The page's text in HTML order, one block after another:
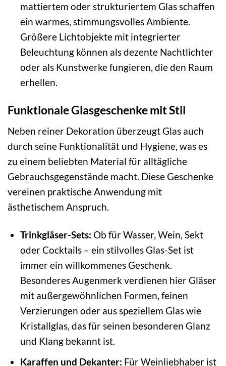
mattiertem oder strukturiertem Glas schaffen
ein warmes, stimmungsvolles Ambiente.
Größere Lichtobjekte mit integrierter
Beleuchtung können als dezente Nachtlichter
oder als Kunstwerke fungieren, die den Raum
erhellen.
Funktionale Glasgeschenke mit Stil
Neben reiner Dekoration überzeugt Glas auch
durch seine Funktionalität und Hygiene, was es
zu einem beliebten Material für alltägliche
Gebrauchsgegenstände macht. Diese Geschenke
vereinen praktische Anwendung mit
ästhetischem Anspruch.
Trinkgläser-Sets: Ob für Wasser, Wein, Sekt
oder Cocktails – ein stilvolles Glas-Set ist
immer ein willkommenes Geschenk.
Besonderes Augenmerk verdienen hier Gläser
mit außergewöhnlichen Formen, feinen
Verzierungen oder aus speziellem Glas wie
Kristallglas, das für seinen besonderen Glanz
und Klang bekannt ist.
Karaffen und Dekanter: Für Weinliebhaber ist